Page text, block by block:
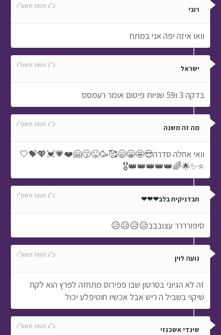
רובי כ"ג תמוז תשפ"ו
וואו איזה יפה אני במתח
ישראל כ"ג תמוז תשפ"ו
בדקה 3 ו59 שניות פיטום אומר רעמסס
מה זה משנה כ"ג תמוז תשפ"ו
וואי אחלה סדרה😍🤩😁😄🥰🥳😜😚🤗❤️💗💓💖💝🤍
⭐✨🌟🌈👑👑👑👑👑🎖️
חבדניקית בלב❤❤❤ כ"ג תמוז תשפ"ו
סיפורררר עצובבב😥😥😥😥
נועה לוין כ"ג תמוז תשפ"ו
זה לא הגיוני בסרטון שבו פפירוס מתחזה לפרץ הוא לקח
שיקוי בשביל ה ריש אבל אכשיו חוטיפלע יכול
שינדי אשכנזי כ"ג תמוז תשפ"ו